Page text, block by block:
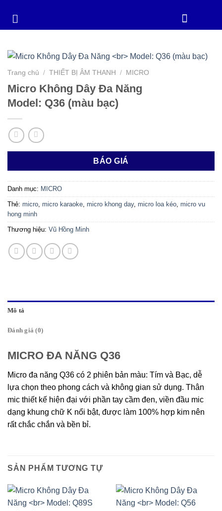
Trang chủ / THIẾT BỊ ÂM THANH / MICRO
Micro Không Dây Đa Năng
Model: Q36 (màu bạc)
BÁO GIÁ
Danh mục: MICRO
Thẻ: micro micro karaoke micro khong day, micro loa kéo micro vu
hong minh
Thương hiệu: Vũ Hồng Minh
Mô tả
Đánh giá (0)
MICRO ĐA NĂNG Q36
Micro đa năng Q36 có 2 phiên bản màu: Tím và Bạc, dễ
lựa chọn theo phong cách và không gian sử dụng. Thân
mic thiết kế hiện đại với phần tay cầm đen, viền đầu mic
dạng khung chữ K nổi bật, được làm 100% hợp kim nên
rất chắc chắn và bền bỉ.
SẢN PHẨM TƯƠNG TỰ